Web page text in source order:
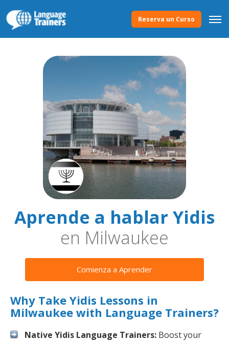
Reserva un Curso
Aprende a hablar Yidis
en Milwaukee
Comienza a Aprender
Why Take Yidis Lessons in
Milwaukee with Language Trainers?
Native Yidis Language Trainers: Boost your